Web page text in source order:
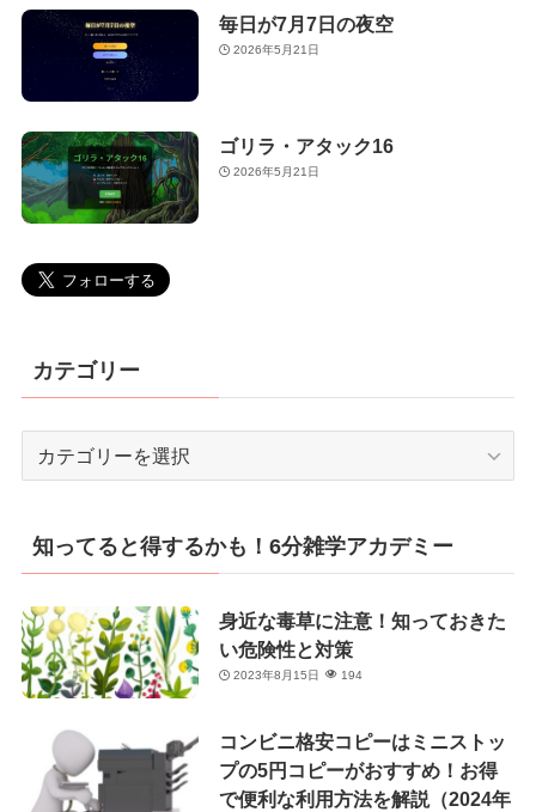
毎日が7月7日の夜空
2026年5月21日
ゴリラ・アタック16
2026年5月21日
カテゴリー
リ
ー
知ってると得するかも！6分雑学アカデミー
身近な毒草に注意！知っておきた
い危険性と対策
2023年8月15日 194
コンビニ格安コピーはミニストッ
プの5円コピーがおすすめ！お得
で便利な利用方法を解説（2024年